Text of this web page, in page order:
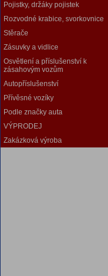
Pojistky, držáky pojistek
Rozvodné krabice, svorkovnice
Stěrače
Zásuvky a vidlice
Osvětlení a příslušenství k
zásahovým vozům
Autopříslušenství
Přívěsné vozíky
Podle značky auta
VÝPRODEJ
Zakázková výroba